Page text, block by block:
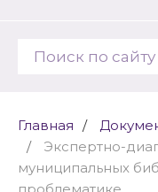
Главная
Экспертно-
муниципальных